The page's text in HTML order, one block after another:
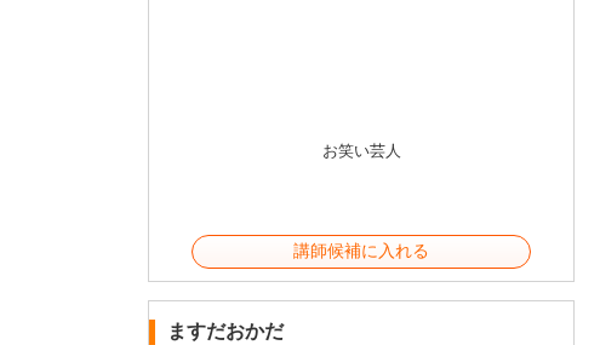
お笑い芸人
講師候補に入れる
ますだおかだ